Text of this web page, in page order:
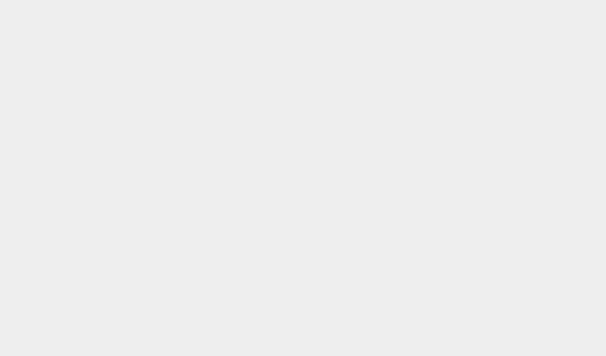
estas cookies en nuestro sitio web. Estas empresas pueden utilizarlas para
publicidad relevante en otros sitios web. Si no permite estas cookies, tu